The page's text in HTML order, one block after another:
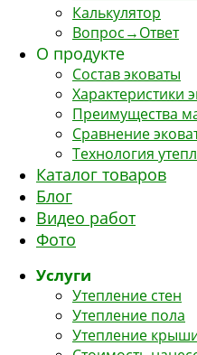
Калькулятор
Вопрос→Ответ
О продукте
Состав эковаты
Характеристики
Преимущества
Сравнение
Технология
Каталог товаров
Блог
Видео работ
Фото
Услуги
Утепление стен
Утепление пола
Утепление